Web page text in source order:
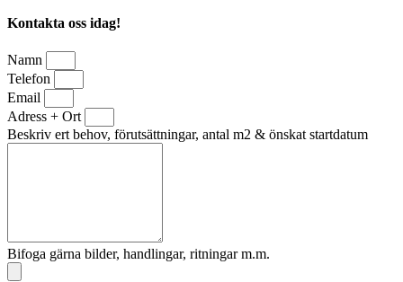
Kontakta oss idag!
Namn
Telefon
Email
Adress + Ort
Beskriv ert behov, förutsättningar, antal m2 & önskat startdatum
Bifoga gärna bilder, handlingar, ritningar m.m.